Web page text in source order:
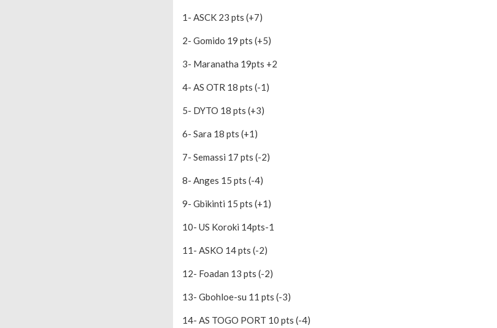
1- ASCK 23 pts (+7)
2- Gomido 19 pts (+5)
3- Maranatha 19pts +2
4- AS OTR 18 pts (-1)
5- DYTO 18 pts (+3)
6- Sara 18 pts (+1)
7- Semassi 17 pts (-2)
8- Anges 15 pts (-4)
9- Gbikinti 15 pts (+1)
10- US Koroki 14pts-1
11- ASKO 14 pts (-2)
12- Foadan 13 pts (-2)
13- Gbohloe-su 11 pts (-3)
14- AS TOGO PORT 10 pts (-4)